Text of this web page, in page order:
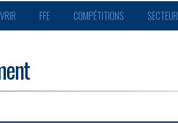
FFE COMPÉTITIONS